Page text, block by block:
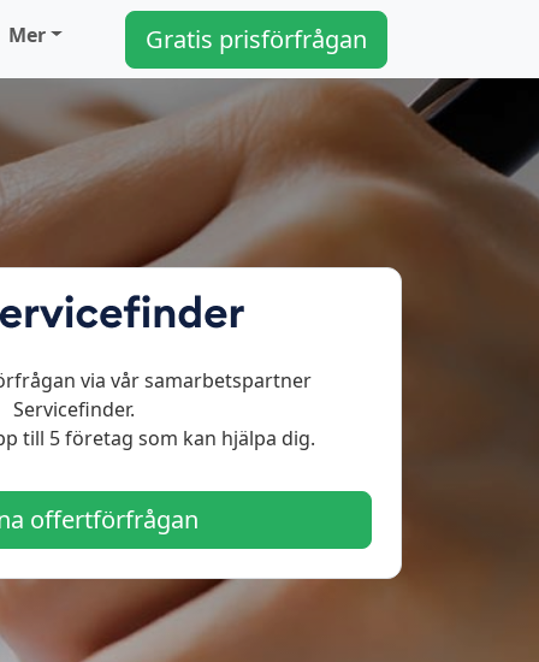
Mer Gratis prisförfrågan
via vår samarbetspartner
Servicefinder.
till 5 företag som kan hjälpa dig.
offertförfrågan